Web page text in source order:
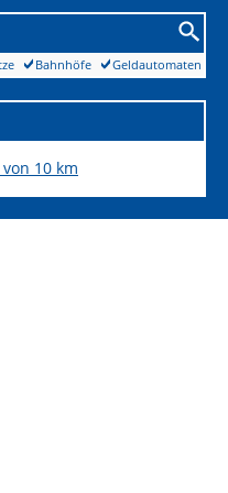
Geldautomaten
Bahnhöfe
10 km